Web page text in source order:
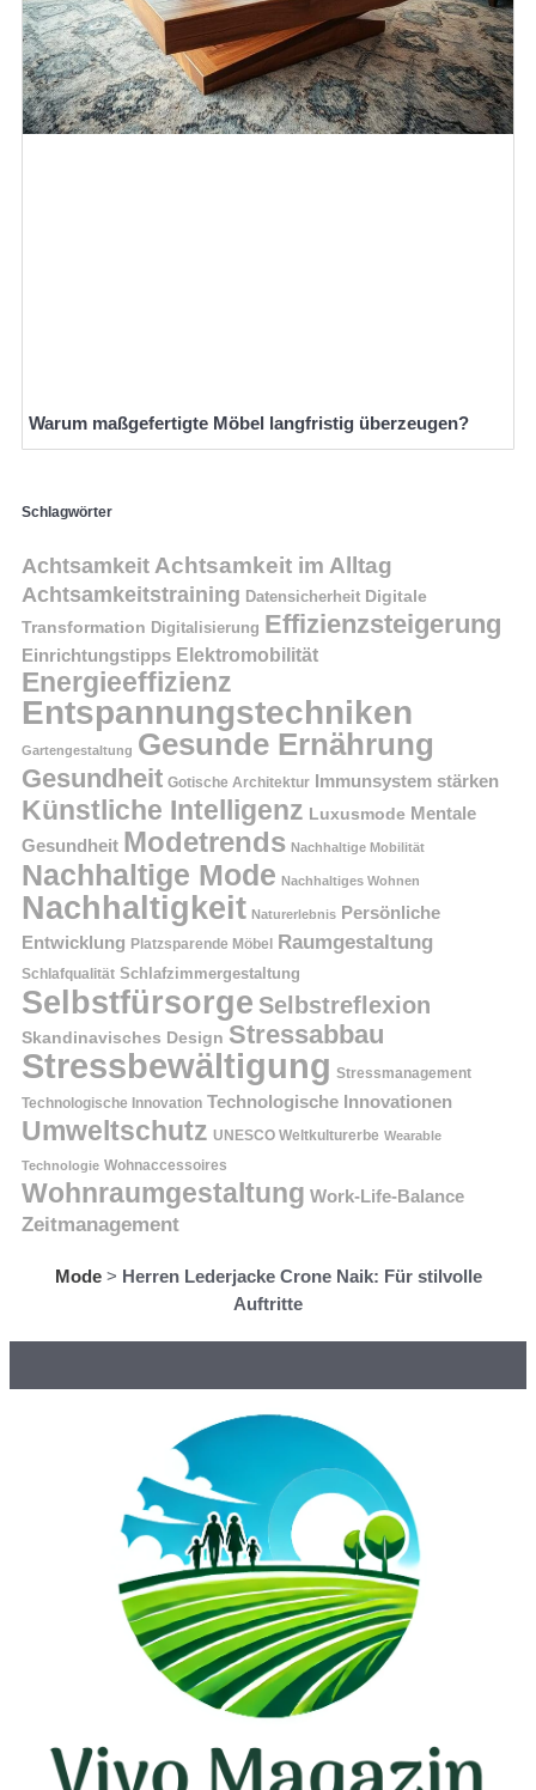
Warum maßgefertigte Möbel langfristig überzeugen?
Schlagwörter
Achtsamkeit Achtsamkeit im Alltag
Achtsamkeitstraining Datensicherheit Digitale
Transformation Digitalisierung Effizienzsteigerung
Einrichtungstipps Elektromobilität
Energieeffizienz
Entspannungstechniken
Gartengestaltung Gesunde Ernährung
Gesundheit Gotische Architektur Immunsystem stärken
Künstliche Intelligenz Luxusmode Mentale
Gesundheit Modetrends Nachhaltige Mobilität
Nachhaltige Mode Nachhaltiges Wohnen
Nachhaltigkeit Naturerlebnis Persönliche
Entwicklung Platzsparende Möbel Raumgestaltung
Schlafqualität Schlafzimmergestaltung
Selbstfürsorge Selbstreflexion
Skandinavisches Design Stressabbau
Stressbewältigung Stressmanagement
Technologische Innovation Technologische Innovationen
Umweltschutz UNESCO Weltkulturerbe Wearable
Technologie Wohnaccessoires
Wohnraumgestaltung Work-Life-Balance
Zeitmanagement
Mode> Herren Lederjacke Crone Naik: Für stilvolle
Auftritte